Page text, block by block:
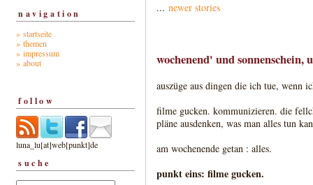
navigation
» startseite
» themen
» impressum
» about
follow
luna_lu[at]web[punkt]de
suche
... newer stories
wochenend' und
auszüge aus dingen die ich tue, wenn
filme gucken. kommunizieren. die
pläne ausdenken, was man alles tun
am wochenende getan : alles.
punkt eins: filme gucken.